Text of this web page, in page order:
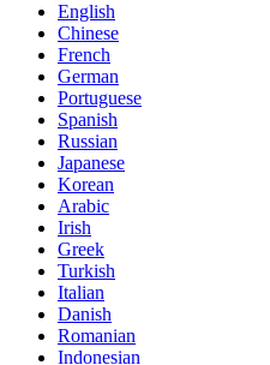
English
Chinese
French
German
Portuguese
Spanish
Russian
Japanese
Korean
Arabic
Irish
Greek
Turkish
Italian
Danish
Romanian
Indonesian